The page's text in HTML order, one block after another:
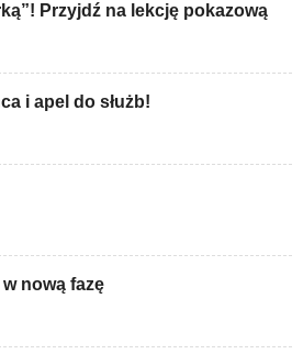
Przyjdź na lekcję pokazową
i apel do służb!
nową fazę